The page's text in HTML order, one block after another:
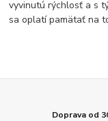
vyvinutú rýchlosť a s
sa oplatí pamätať na
Doprava od